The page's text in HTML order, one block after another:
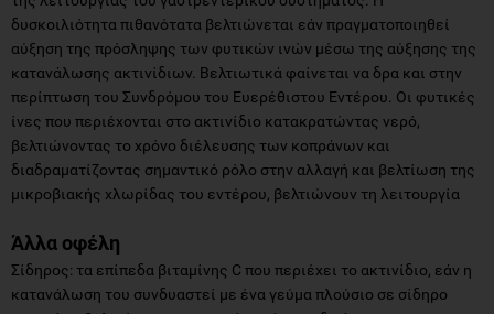
δυσκοιλιότητα πιθανότατα βελτιώνεται εάν πραγματοποιηθεί
αύξηση της πρόσληψης των φυτικών ινών μέσω της αύξησης της
κατανάλωσης ακτινίδιων. Βελτιωτικά φαίνεται να δρα και στην
περίπτωση του Συνδρόμου του Ευερέθιστου Εντέρου. Οι φυτικές
ίνες που περιέχονται στο ακτινίδιο κατακρατώντας νερό,
βελτιώνοντας το χρόνο διέλευσης των κοπράνων και
διαδραματίζοντας σημαντικό ρόλο στην αλλαγή και βελτίωση της
μικροβιακής χλωρίδας του εντέρου, βελτιώνουν τη λειτουργία
Άλλα οφέλη
Σίδηρος: τα επίπεδα βιταμίνης C που περιέχει το ακτινίδιο, εάν η
κατανάλωση του συνδυαστεί με ένα γεύμα πλούσιο σε σίδηρο